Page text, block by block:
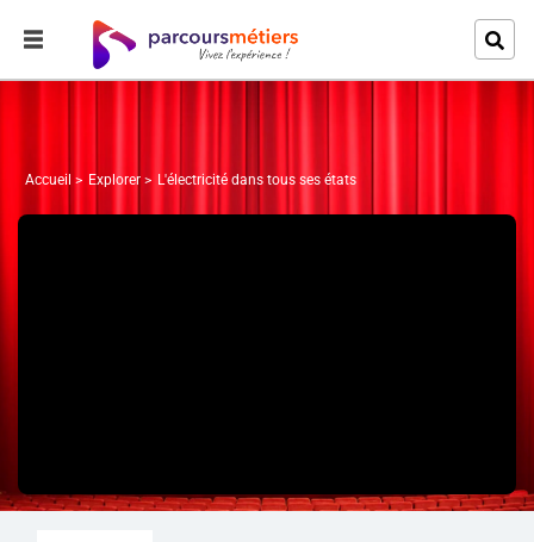
Accueil Explorer L'électricité dans tous ses états